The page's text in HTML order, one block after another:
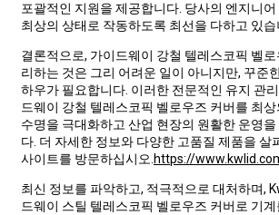
포괄적인 지원을 제공합니다. 당사의 엔지니
최상의 상태로 작동하도록 최선을 다하고 있습
결론적으로, 가이드웨이 강철 텔레스코픽 벨
리하는 것은 그리 어려운 일이 아니지만, 꾸준
하우가 필요합니다. 이러한 전문적인 유지 관
드웨이 강철 텔레스코픽 벨로우즈 커버를 최
수명을 극대화하고 산업 현장의 원활한 운영
다. 더 자세한 정보와 다양한 고품질 제품을 살
사이트를 방문하십시오. https://
최신 정보를 파악하고, 적극적으로 대처하며,
드웨이 스틸 텔레스코픽 벨로우즈 커버로 기계